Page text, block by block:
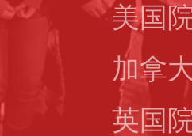
美国
加拿
英国